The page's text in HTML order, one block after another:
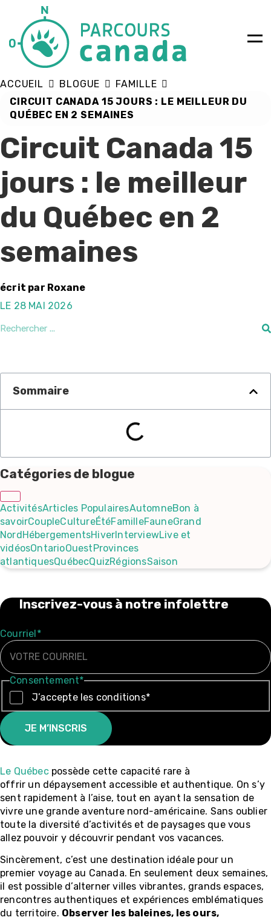
ACCUEIL BLOGUE
FAMILLE
CIRCUIT CANADA 15 JOURS : LE MEILLEUR DU
QUÉBEC EN 2 SEMAINES
Circuit Canada 15
jours : le meilleur
du Québec en 2
semaines
écrit par Roxane
LE 28 MAI 2026
Le Québecpossède cette capacité rare à
offrir un dépaysement accessible et authentique. On s’y
sent rapidement à l’aise, tout en ayant la sensation de
vivre une grande aventure nord-américaine. Sans oublier
toute la diversité d’activités et de paysages que vous
allez pouvoir y découvrir pendant vos vacances.
Sincèrement, c’est une destination idéale pour un
premier voyage au Canada. En seulement deux semaines,
il est possible d’alterner villes vibrantes, grands espaces,
rencontres authentiques et expériences emblématiques
du territoire. Observer les baleines, les ours,
Sommaire
Catégories de blogue
ActivitésArticles PopulairesAutomneBon à
savoirCoupleCultureÉtéFamilleFauneGrand
NordHébergementsHiverInterviewLive et
vidéosOntarioOuestProvinces
atlantiquesQuébecQuizRégionsSaison
Inscrivez-vous à notre infolettre
Courriel*
Consentement*
J’accepte les conditions*